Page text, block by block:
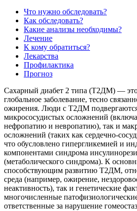
Что нужно обследовать?
Как обследовать?
Какие анализы необходимы?
Лечение
К кому обратиться?
Лекарства
Профилактика
Прогноз
Сахарный диабет 2 типа (Т2ДМ) — это
глобальное заболевание, тесно
ожирения. Люди с Т2ДМ
микрососудистых осложнений
нефропатию и невропатию), так и
осложнений (таких как сердечно-
что обусловлено гипергликемией и
компонентами синдрома
(метаболического синдрома). К
способствующим развитию Т2ДМ,
среда (например, ожирение,
неактивность), так и генетические
многочисленные
ответственные за нарушение